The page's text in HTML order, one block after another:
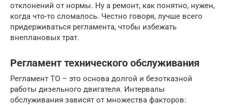
отклонений от нормы. Ну а ремонт, как понятно, нужен,
когда что-то сломалось. Честно говоря, лучше всего
придерживаться регламента, чтобы избежать
внеплановых трат.
Регламент технического обслуживания
Регламент ТО – это основа долгой и безотказной
работы дизельного двигателя. Интервалы
обслуживания зависят от множества факторов: